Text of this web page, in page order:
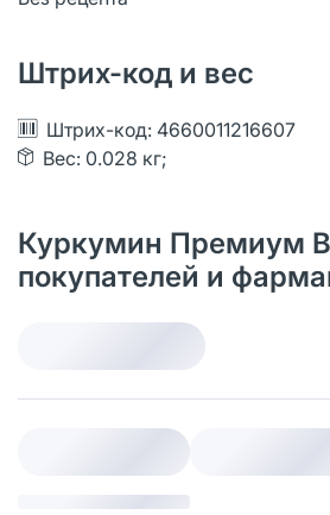
Штрих-код и вес
Штрих-код: 4660011216607
Вес: 0.028 кг;
Куркумин Премиум
покупателей и